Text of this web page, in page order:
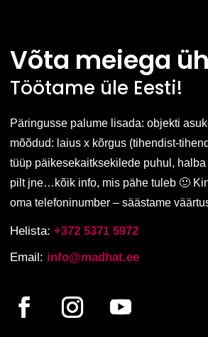
Võta meiega
Töötame üle Eesti!
Päringusse palume lisada: objekti
mõõdud: laius x kõrgus (tihendist-
tüüp päikesekaitksekilede puhul,
pilt jne…kõik info, mis pähe tuleb 🙂
oma telefoninumber – säästame
Helista: +372 5371 5972
Email: info@madhat.ee